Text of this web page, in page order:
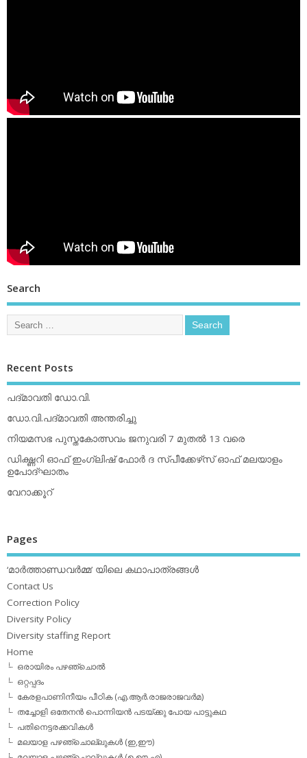
Search
Recent Posts
പദ്മാവതി ഡോ.വി.
ഡോ.വി.പദ്മാവതി അന്തരിച്ചു
നിയമസഭ പുസ്തകോത്സവം ജനുവരി 7 മുതല്‍ 13 വരെ
ഡിക്ഷ്ണറി ഓഫ് ഇംഗ്ലിഷ് ഫോര്‍ ദ സ്പീക്കേഴ്‌സ് ഓഫ് മലയാളം
ഉപോദ്ഘാതം
വേറാക്കൂറ്
Pages
‘മാര്‍ത്താണ്ഡവര്‍മ്മ’ യിലെ കഥാപാത്രങ്ങള്‍
Contact Us
Correction Policy
Diversity Policy
Diversity staffing Report
Home
ഒരായിരം പഴഞ്ചൊല്‍
ഒറ്റപ്പദം
കേരളപാണിനീയം പീഠിക (എ.ആര്‍.രാജരാജവര്‍മ)
തച്ചോളി ഒതേനൻ പൊന്നിയൻ പടയ്‌ക്കു പോയ പാട്ടുകഥ
പതിനെട്ടരക്കവികള്‍
മലയാള പഴഞ്ചൊല്ലുകള്‍ (ഇ,ഈ)